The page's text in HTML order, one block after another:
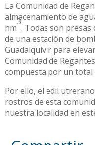
La Comunidad de
almacenamiento de
hm
3
. Todas son
de una estación de
Guadalquivir para
Comunidad de
compuesta por un total
Por ello, el edil
rostros de esta
nuestra localidad en